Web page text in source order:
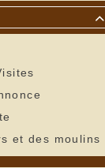

et des moulins